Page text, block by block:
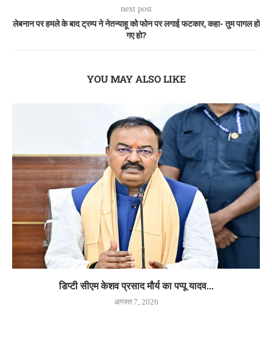
next post
लेबनान पर हमले के बाद ट्रम्प ने नेतन्याहू को फोन पर लगाई फटकार, कहा- तुम पागल हो
गए हो?
YOU MAY ALSO LIKE
डिप्टी सीएम केशव प्रसाद मौर्य का पप्पू यादव...
अगस्त 7, 2026